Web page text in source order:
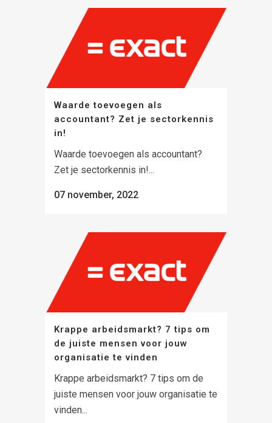
Waarde toevoegen als
accountant? Zet je sectorkennis
in!
Waarde toevoegen als accountant?
Zet je sectorkennis in!...
07 november, 2022
Krappe arbeidsmarkt? 7 tips om
de juiste mensen voor jouw
organisatie te vinden
Krappe arbeidsmarkt? 7 tips om de
juiste mensen voor jouw organisatie te
vinden...